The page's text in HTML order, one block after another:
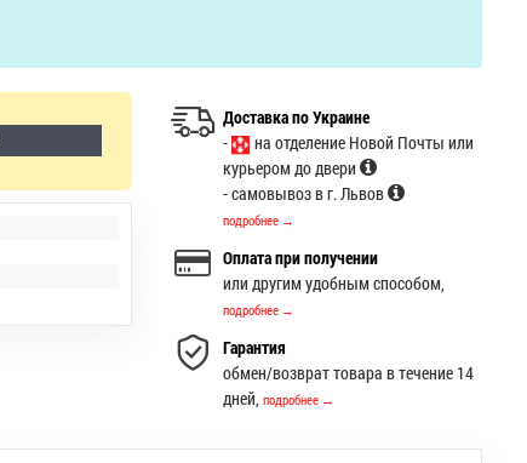
Доставка по Украине
-
на отделение Новой Почты или
курьером до двери
- самовывоз в г. Львов
подробнее →
Оплата при получении
или другим удобным способом,
подробнее →
Гарантия
обмен/возврат товара в течение 14
дней,подробнее →